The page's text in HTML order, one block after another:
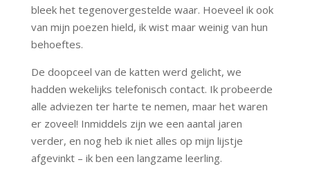
bleek het tegenovergestelde waar. Hoeveel ik ook
van mijn poezen hield, ik wist maar weinig van hun
behoeftes.
De doopceel van de katten werd gelicht, we
hadden wekelijks telefonisch contact. Ik probeerde
alle adviezen ter harte te nemen, maar het waren
er zoveel! Inmiddels zijn we een aantal jaren
verder, en nog heb ik niet alles op mijn lijstje
afgevinkt – ik ben een langzame leerling.